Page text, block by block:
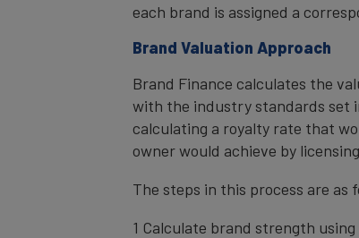
each brand is assigned a
Brand Valuation Approach
Brand Finance calculates the
with the industry standards set
calculating a royalty rate that
owner would achieve by
The steps in this process are as
1 Calculate brand strength